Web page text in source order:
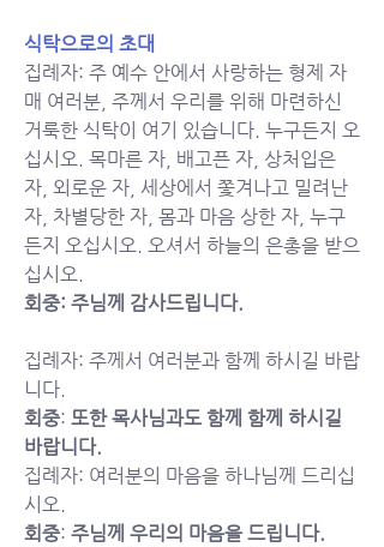
식탁으로의 초대
집례자: 주 예수 안에서 사랑하는 형제 자
매 여러분, 주께서 우리를 위해 마련하신
거룩한 식탁이 여기 있습니다. 누구든지 오
십시오. 목마른 자, 배고픈 자, 상처입은
자, 외로운 자, 세상에서 쫓겨나고 밀려난
자, 차별당한 자, 몸과 마음 상한 자, 누구
든지 오십시오. 오셔서 하늘의 은총을 받으
십시오.
회중: 주님께 감사드립니다.
집례자: 주께서 여러분과 함께 하시길 바랍
니다.
회중: 또한 목사님과도 함께 함께 하시길
바랍니다.
집례자: 여러분의 마음을 하나님께 드리십
시오.
회중: 주님께 우리의 마음을 드립니다.